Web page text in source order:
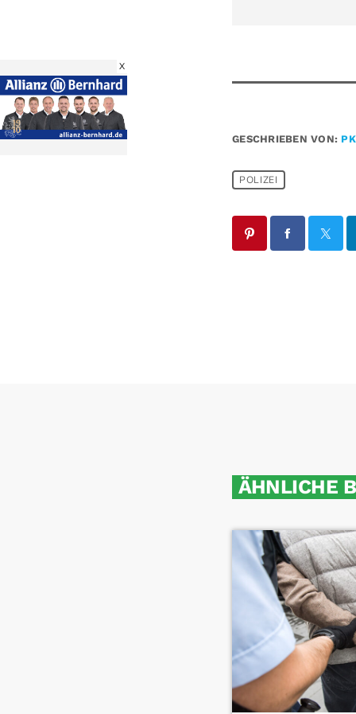
GESCHRIEBEN VON: PK
POLIZEI
ÄHNLICHE
X